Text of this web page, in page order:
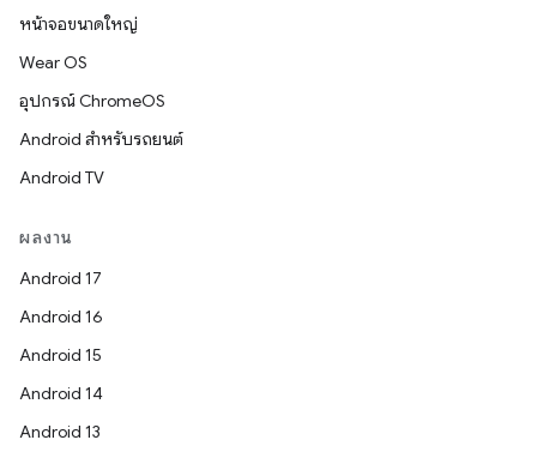
หน้าจอขนาดใหญ่
Wear OS
อุปกรณ์ ChromeOS
Android สำหรับรถยนต์
Android TV
ผลงาน
Android 17
Android 16
Android 15
Android 14
Android 13